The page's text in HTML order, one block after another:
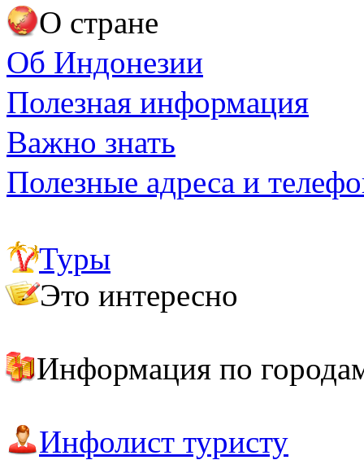
О стране
Об Индонезии
Полезная информация
Важно знать
Полезные адреса и
Туры
Это интересно
Информация по
о. Борнео
о. ЛомбокИнфолист туристу